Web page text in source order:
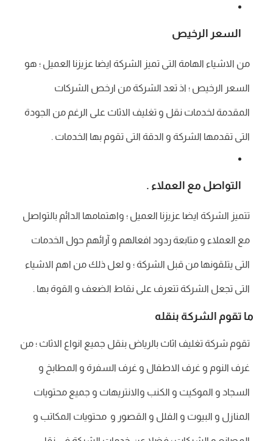
السعر الرخيص
من الاشياء الهامة التى تميز الشركة ايضا عزيزنا العميل ؛ هو
السعر الرخيص ؛ اذ تعد الشركة من ارخص الشركات
المقدمة لخدمات نقل و تغليف الاثاث على الرغم من الجودة
التى تقدمها الشركة و الدقة التى تقوم بها الخدمات .
التواصل مع العملاء .
تتميز الشركة ايضا عزيزنا العميل ؛ واهتمامها الدائم بالتواصل
مع العملاء و متابعة ردود افعالهم و آرائهم حول الخدمات
التى يتلقونها من قبل الشركة ؛ و لعل ذلك من اهم الاشياء
التى تجعل الشركة تتعرف على نقاط الضعف و القوة بها .
ما تقوم الشركة بنقله
تقوم شركة تغليف اثاث بالرياض بنقل جميع انواع الاثاث ؛ من
غرف النوم و غرف الاطفال و غرف السفرة و المطابخ و
السجاد و الموكيت و الكنب والانتريهات و جميع محتويات
المنازل و البيوت و الفلل و القصور و محتويات المكاتب و